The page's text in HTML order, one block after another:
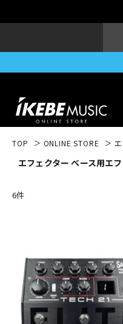
DJ機器
TOP ONLINE STORE
エフェクター ベース用エ
6件